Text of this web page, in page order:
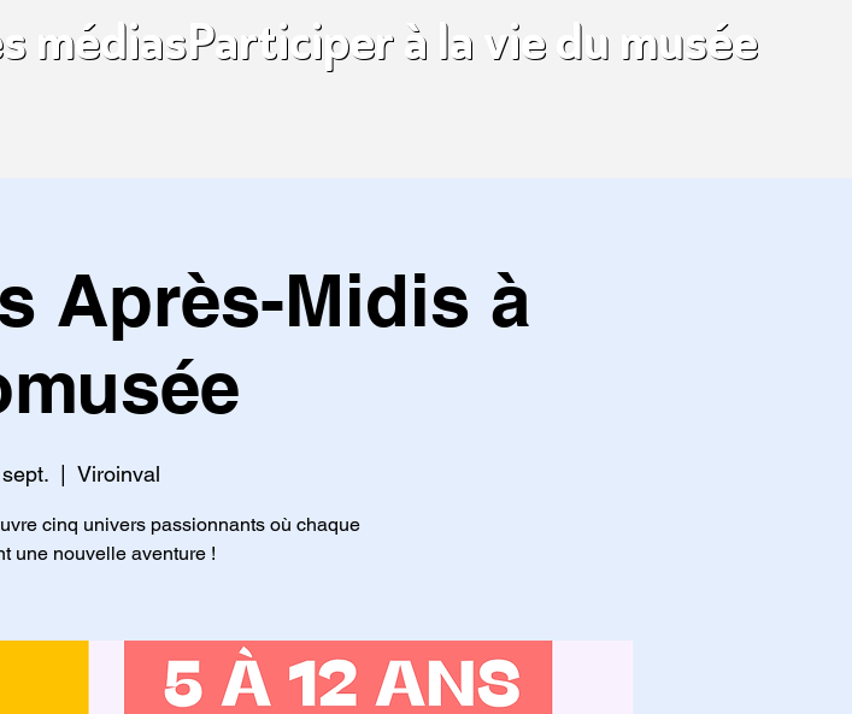
médiasParticiper à la vie du musée
Après-Midis à
  |
Viroinval
cinq univers passionnants où chaque
une nouvelle aventure !